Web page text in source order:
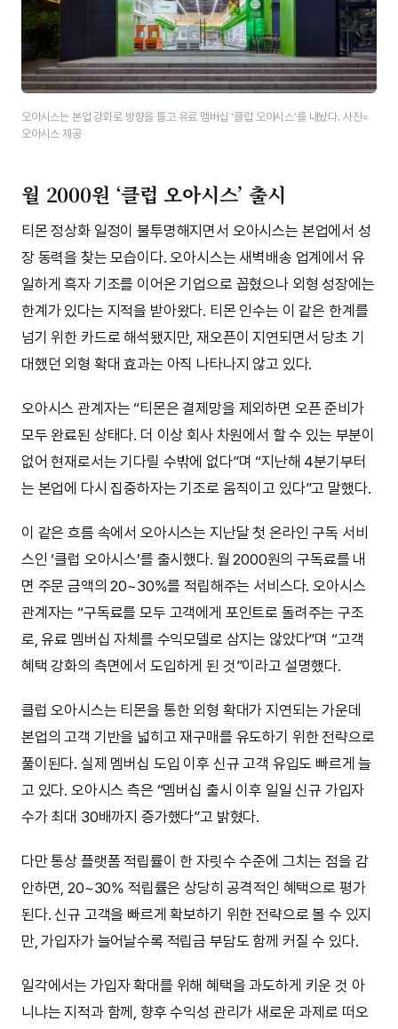
오아시스는 본업 강화로 방향을 틀고 유료 멤버십 ‘클럽 오아시스’를 내놨다. 사진=
오아시스 제공
월 2000원 ‘클럽 오아시스’ 출시
티몬 정상화 일정이 불투명해지면서 오아시스는 본업에서 성
장 동력을 찾는 모습이다. 오아시스는 새벽배송 업계에서 유
일하게 흑자 기조를 이어온 기업으로 꼽혔으나 외형 성장에는
한계가 있다는 지적을 받아왔다. 티몬 인수는 이 같은 한계를
넘기 위한 카드로 해석됐지만, 재오픈이 지연되면서 당초 기
대했던 외형 확대 효과는 아직 나타나지 않고 있다.
오아시스 관계자는 “티몬은 결제망을 제외하면 오픈 준비가
모두 완료된 상태다. 더 이상 회사 차원에서 할 수 있는 부분이
없어 현재로서는 기다릴 수밖에 없다”며 “지난해 4분기부터
는 본업에 다시 집중하자는 기조로 움직이고 있다”고 말했다.
이 같은 흐름 속에서 오아시스는 지난달 첫 온라인 구독 서비
스인 ‘클럽 오아시스’를 출시했다. 월 2000원의 구독료를 내
면 주문 금액의 20~30%를 적립해주는 서비스다. 오아시스
관계자는 “구독료를 모두 고객에게 포인트로 돌려주는 구조
로, 유료 멤버십 자체를 수익모델로 삼지는 않았다”며 “고객
혜택 강화의 측면에서 도입하게 된 것”이라고 설명했다.
클럽 오아시스는 티몬을 통한 외형 확대가 지연되는 가운데
본업의 고객 기반을 넓히고 재구매를 유도하기 위한 전략으로
풀이된다. 실제 멤버십 도입 이후 신규 고객 유입도 빠르게 늘
고 있다. 오아시스 측은 “멤버십 출시 이후 일일 신규 가입자
수가 최대 30배까지 증가했다”고 밝혔다.
다만 통상 플랫폼 적립률이 한 자릿수 수준에 그치는 점을 감
안하면, 20~30% 적립률은 상당히 공격적인 혜택으로 평가
된다. 신규 고객을 빠르게 확보하기 위한 전략으로 볼 수 있지
만, 가입자가 늘어날수록 적립금 부담도 함께 커질 수 있다.
일각에서는 가입자 확대를 위해 혜택을 과도하게 키운 것 아
니냐는 지적과 함께, 향후 수익성 관리가 새로운 과제로 떠오